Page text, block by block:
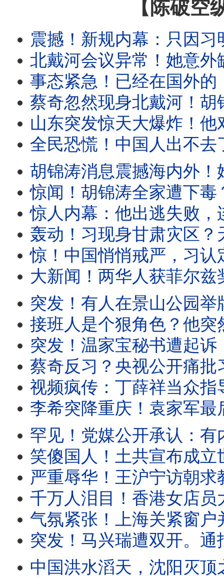
【陈破空
震撼！新规内幕：只因习明泽要回国了？共产党要改名劳动党？公职人
北戴河会议异常！她意外缺席，为彭丽媛腾位？香港出大事：栗
事态紧急！已经在国外的，千万别回去！回国就完蛋：遭强制放弃外国身份。体
蔡奇忽然现身北戴河！胡锦涛消息是习派故意放风？意在恐吓！传
山东突发惊天大爆炸！他对连任没把握？突然喊打黑一年，直到明年21大
全民恐慌！中国人出不去了，也回不去了！新规把中国变
胡锦涛消息震撼海内外！她否认发布，但未否认传言！五中全会：要把王岐
惊闻！胡锦涛全家遭下毒？全网疯传。习召集政治局开会，六个
惊人内幕：他出逃失败，连累多名政治局委员！境外势力打入
轰动！习现身甘肃灾区？天津突然军管！建高墙围堵全市、堵死出海口。中共
惊！中国悄悄戒严，习认定要出事？诡异！王岐山特殊亮相。李
大新闻！两华人获菲尔兹奖，致命打脸土共！他正在看恋爱小说，她曾在北大苦苦挣扎。
突发！有人在景山公园举牌，公开支持丁薛祥出任总书记。长春市委书记公开挑战中南海：
接班人是个狠角色？他突然发飙：谁不用谁就是叛徒！海归高官正要演讲，突
突发！温家宝秘书遭起诉，罪名稀奇。胡舒立压力大，被迫切割王岐山。
蔡奇反习？央视公开痛批习政策！内部爆猛料：大上海淹没，祸起下水道
视频疯传：丁薛祥当众指导习！上海女当面对习表不屑。大上海淹没，习大
李希突降重庆！袁家军最后亮相？他该立马叛逃。将有大事发生？深圳突然升
罕见！党媒公开承认：有内线爆料高层权力斗争。上海突变水城，半个中国泡
笑傻国人！土共宣布成立世界人工智能组织， 29国名单曝光，股市暴跌！上海人怒骂
严重辱华！王沪宁访朝求教世袭制？遭金正恩公开羞辱！这名政治局委
千万人泪目！香港女店员大义凛然，涉习禁书一夜畅销！川普突然发表
气氛紧张！上海关紧窗户并锁住，只因他彻底违背。盛传王岐山遭软禁
突发！马兴瑞遭双开。通报证实：他没反习！重点权色交易。全网
中国洪水滔天，沈阳灭顶之灾！中南海无所谓。民众自备秘密武